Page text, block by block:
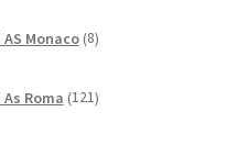
Monaco 8izdelkov
Roma 121izdelkov